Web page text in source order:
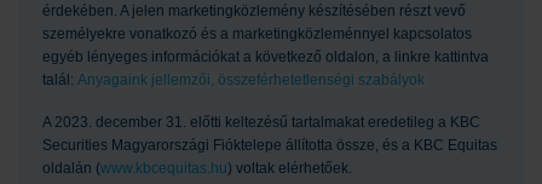
érdekében. A jelen marketingközlemény készítésében részt vevő
személyekre vonatkozó és a marketingközleménnyel kapcsolatos
egyéb lényeges információkat a következő oldalon, a linkre kattintva
talál: Anyagaink jellemzői, összeférhetetlenségi szabályok
A 2023. december 31. előtti keltezésű tartalmakat eredetileg a KBC
Securities Magyarországi Fióktelepe állította össze, és a KBC Equitas
oldalán (www.kbcequitas.hu) voltak elérhetőek.